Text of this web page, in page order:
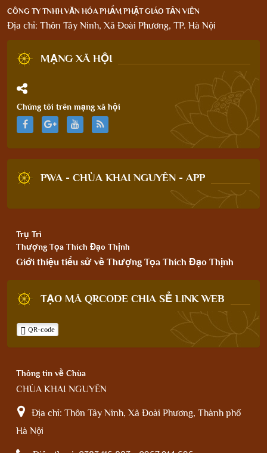
CÔNG TY TNHH VĂN HÓA PHẨM PHẬT GIÁO TẢN VIÊN
Địa chỉ: Thôn Tây Ninh, Xã Đoài Phương, TP. Hà Nội
MẠNG XÃ HỘI
Chúng tôi trên mạng xã hội
PWA - CHÙA KHAI NGUYÊN - APP
Trụ Trì
Thượng Tọa Thích Đạo Thịnh
Giới thiệu tiểu sử về Thượng Tọa Thích Đạo Thịnh
TẠO MÃ QRCODE CHIA SẺ LINK WEB
QR-code
Thông tin về Chùa
CHÙA KHAI NGUYÊN
Địa chỉ: Thôn Tây Ninh, Xã Đoài Phương, Thành phố
Hà Nội